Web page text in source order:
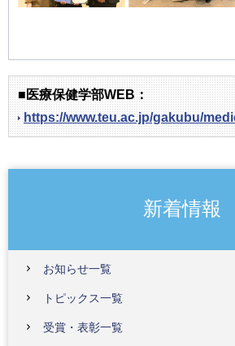
■医療保健学部WEB：
https://www.teu.ac.jp/gakubu/
新着情報
お知らせ一覧
トピックス一覧
受賞・表彰一覧